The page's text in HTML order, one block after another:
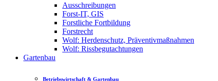
Ausschreibungen
Forst-IT, GIS
Forstliche Fortbildung
Forstrecht
Wolf: Herdenschutz, Präventivmaßnahmen
Wolf: Rissbegutachtungen
Gartenbau
Betriebswirtschaft & Gartenbau